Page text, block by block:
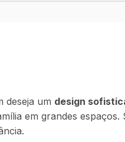
deseja um design
em grandes espaços.